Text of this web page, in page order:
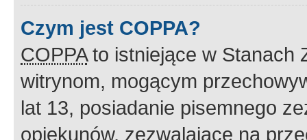
Czym jest COPPA?
COPPAto istniejące w Stanach
witrynom, mogącym
lat 13, posiadanie pisemnego
opiekunów, zezwalające na